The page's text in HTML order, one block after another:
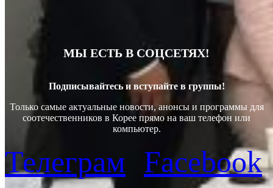
МЫ ЕСТЬ В СОЦСЕТЯХ!
Подписывайтесь и вступайте в группы!
Только самые актуальные новости, анонсы и программы для
соотечественников в Корее прямо на ваш телефон или
компьютер.
Телеграм Facebook